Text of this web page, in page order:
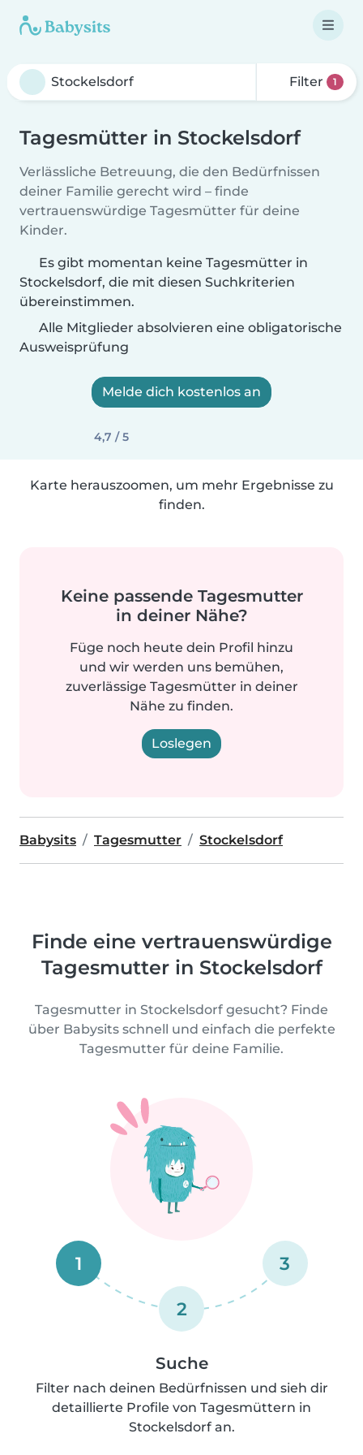
Filter 1
Tagesmütter in Stockelsdorf
Verlässliche Betreuung, die den Bedürfnissen
deiner Familie gerecht wird – finde
vertrauenswürdige Tagesmütter für deine
Kinder.
Es gibt momentan keine Tagesmütter in
Stockelsdorf, die mit diesen Suchkriterien
übereinstimmen.
Alle Mitglieder absolvieren eine obligatorische
Ausweisprüfung
Melde dich kostenlos an
4,7 / 5
Karte herauszoomen, um mehr Ergebnisse zu
finden.
Keine passende Tagesmutter
in deiner Nähe?
Füge noch heute dein Profil hinzu
und wir werden uns bemühen,
zuverlässige Tagesmütter in deiner
Nähe zu finden.
Loslegen
Babysits Tagesmutter Stockelsdorf
Finde eine vertrauenswürdige
Tagesmutter in Stockelsdorf
Tagesmutter in Stockelsdorf gesucht? Finde
über Babysits schnell und einfach die perfekte
Tagesmutter für deine Familie.
1
2
3
Suche
Filter nach deinen Bedürfnissen und sieh dir
detaillierte Profile von Tagesmüttern in
Stockelsdorf an.